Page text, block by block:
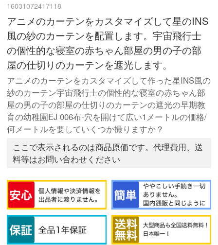
16031072417118
アニメのカーテンをカスタマイズして星のINS
風の紗のカーテンを配置します。宇宙飛行士
の個性的な寝室の赤ちゃん部屋の男の子の部
屋の仕切りのカーテンを遮光します。
アニメのカーテンをカスタマイズして作った星INS風の
紗のカーテン宇宙飛行士の個性的な寝室の赤ちゃん部
屋の男の子の部屋の仕切りのカーテンの遮光の早期教
育の幼稚園EJ 006布-穴を開けて広い1メートルの価格/
何メートルを要していくつか撮りますか？
ここで表示されるのは商品原価です。代理費用、送
料等はお問い合わせください